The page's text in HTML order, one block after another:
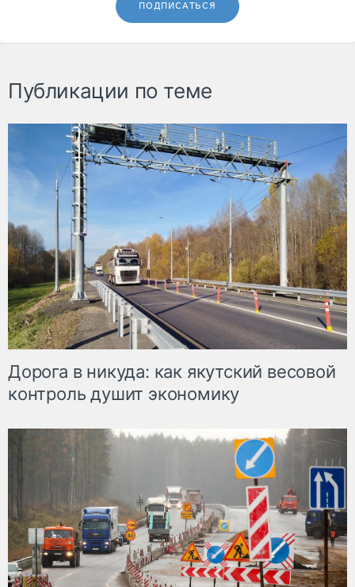
ПОДПИСАТЬСЯ
Публикации по теме
Дорога в никуда: как якутский весовой
контроль душит экономику